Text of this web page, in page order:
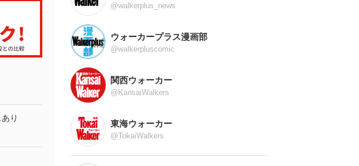
り
@walkerplus_news
ウォーカープラス漫画部
@walkerpluscomic
関西ウォーカー
@KansaiWalkers
東海ウォーカー
@TokaiWalkers